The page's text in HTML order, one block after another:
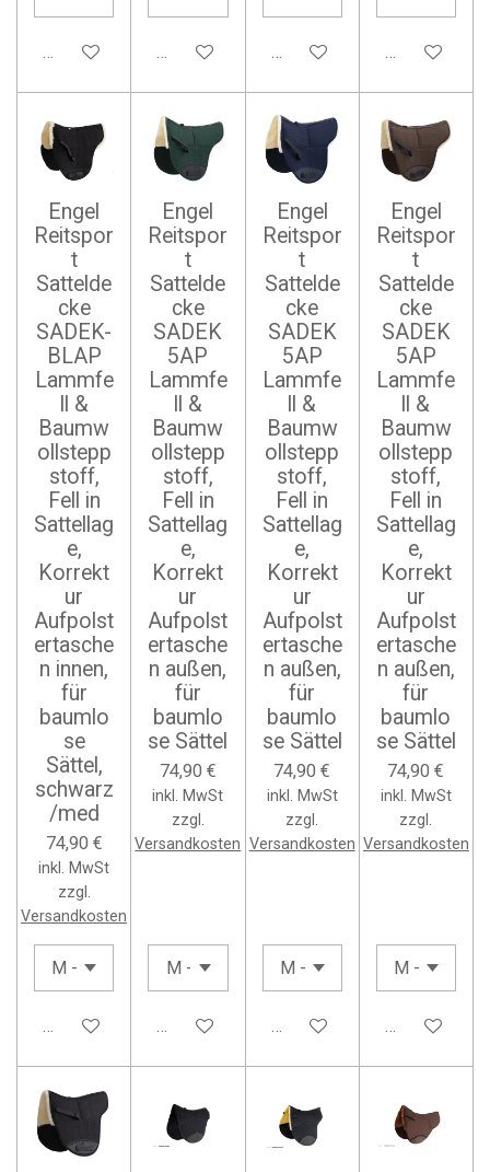
In den WarenkorbIn den WarenkorbIn den WarenkorbIn den
Engel
Reitspor
t
Sattelde
cke
SADEK-
BLAP
Lammfe
ll &
Baumw
ollstepp
stoff,
Fell in
Sattellag
e,
Korrekt
ur
Aufpolst
ertasche
n innen,
für
baumlo
se
Sättel,
schwarz
/med
74,90 €
inkl. MwSt
zzgl.
Versandkosten
In den Warenkorb
Engel
Reitspor
t
Sattelde
cke
SADEK
5AP
Lammfe
ll &
Baumw
ollstepp
stoff,
Fell in
Sattellag
e,
Korrekt
ur
Aufpolst
ertasche
n außen,
für
baumlo
se Sättel
74,90 €
inkl. MwSt
zzgl.
Versandkosten
In den Warenkorb
Engel
Reitspor
t
Sattelde
cke
SADEK
5AP
Lammfe
ll &
Baumw
ollstepp
stoff,
Fell in
Sattellag
e,
Korrekt
ur
Aufpolst
ertasche
n außen,
für
baumlo
se Sättel
74,90 €
inkl. MwSt
zzgl.
Versandkosten
In den Warenkorb
Engel
Reitspor
t
Sattelde
cke
SADEK
5AP
Lammfe
ll &
Baumw
ollstepp
stoff,
Fell in
Sattellag
e,
Korrekt
ur
Aufpolst
ertasche
n außen,
für
baumlo
se Sättel
74,90 €
inkl. MwSt
zzgl.
Versandkosten
In den